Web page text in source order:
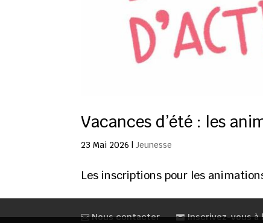
Vacances d’été : les
23 Mai 2026 |Jeunesse
Les inscriptions pour les
Nous contacter Inscrivez-vous à